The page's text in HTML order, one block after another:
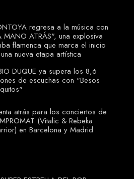
regresa a la música con
MANO ATRÁS", una explosiva
flamenca que marca el inicio
nueva etapa artística
DUQUE ya supera los 8,6
de escuchas con "Besos
atrás para los conciertos de
(Vitalic & Rebeka
en Barcelona y Madrid